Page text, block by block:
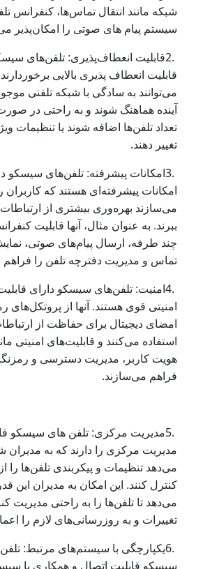
شبکه مانند انتقال تماس‌ها، کنفرانس
سیستم پیام‌ های صوتی را امکان‌پذیر
2.قابلیت انعطاف‌پذیری: تلفن‌های
قابلیت انعطاف ‌پذیری بالایی برخوردارند.
می‌توانند به سادگی با شبکه تلفنی
آینده هماهنگ شوند و به راحتی در صورت
تعداد تلفن‌ها اضافه شوند یا تنظیمات
تغییر دهند.
3. امکانات پیشرفته: تلفن‌های سیسکو
امکانات پیشرفته‌ای هستند که کاربران
می‌سازند بهره‌وری بیشتری از
ببرند. به عنوان مثال، آنها قابلیت
چند طرفه، ارسال پیام‌های صوتی،
تماس و مدیریت دفترچه تلفن را فراهم
4. امنیت: تلفن‌های سیسکو دارای
امنیتی قوی هستند. آنها از پروتکل‌های
امضای دیجیتال برای حفاظت از
استفاده می‌کنند و قابلیت‌های امنیتی
هویت کاربر، مدیریت دسترسی و
فراهم می‌سازند.
5.مدیریت مرکزی: تلفن‌ های سیسکو
مدیریت مرکزی را دارند که به مدیران
می‌دهد تنظیمات و پیکربندی تلفن‌ها را
کنترل کنند. این امکان به مدیران این
می‌دهد تا تلفن‌ها را به راحتی مدیریت
تغییرات و به ‌روزرسانی‌های لازم را
6.یکپارچگی با سیستم‌های مرتبط:
سیسکو قابلیت اتصال و همکاری با